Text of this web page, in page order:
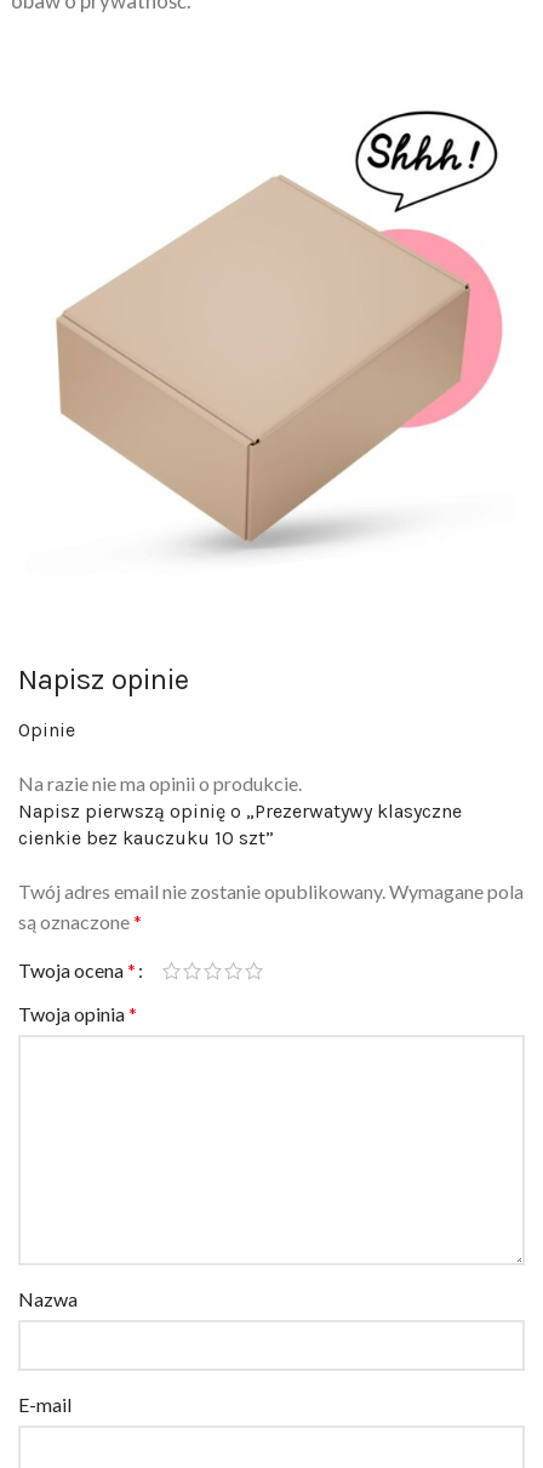
Napisz opinie
Opinie
Na razie nie ma opinii o produkcie.
Napisz pierwszą opinię o „Prezerwatywy klasyczne
cienkie bez kauczuku 10 szt”
Twój adres email nie zostanie opublikowany.
Wymagane pola
są oznaczone *
Twoja ocena *
Twoja opinia *
Nazwa
E-mail